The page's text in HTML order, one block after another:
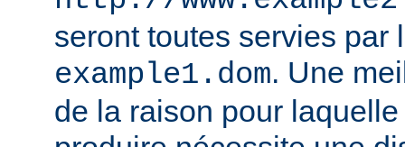
seront toutes servies par
example1.dom. Une
de la raison pour